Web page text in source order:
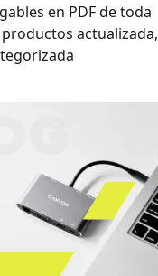
en PDF de toda
actualizada,